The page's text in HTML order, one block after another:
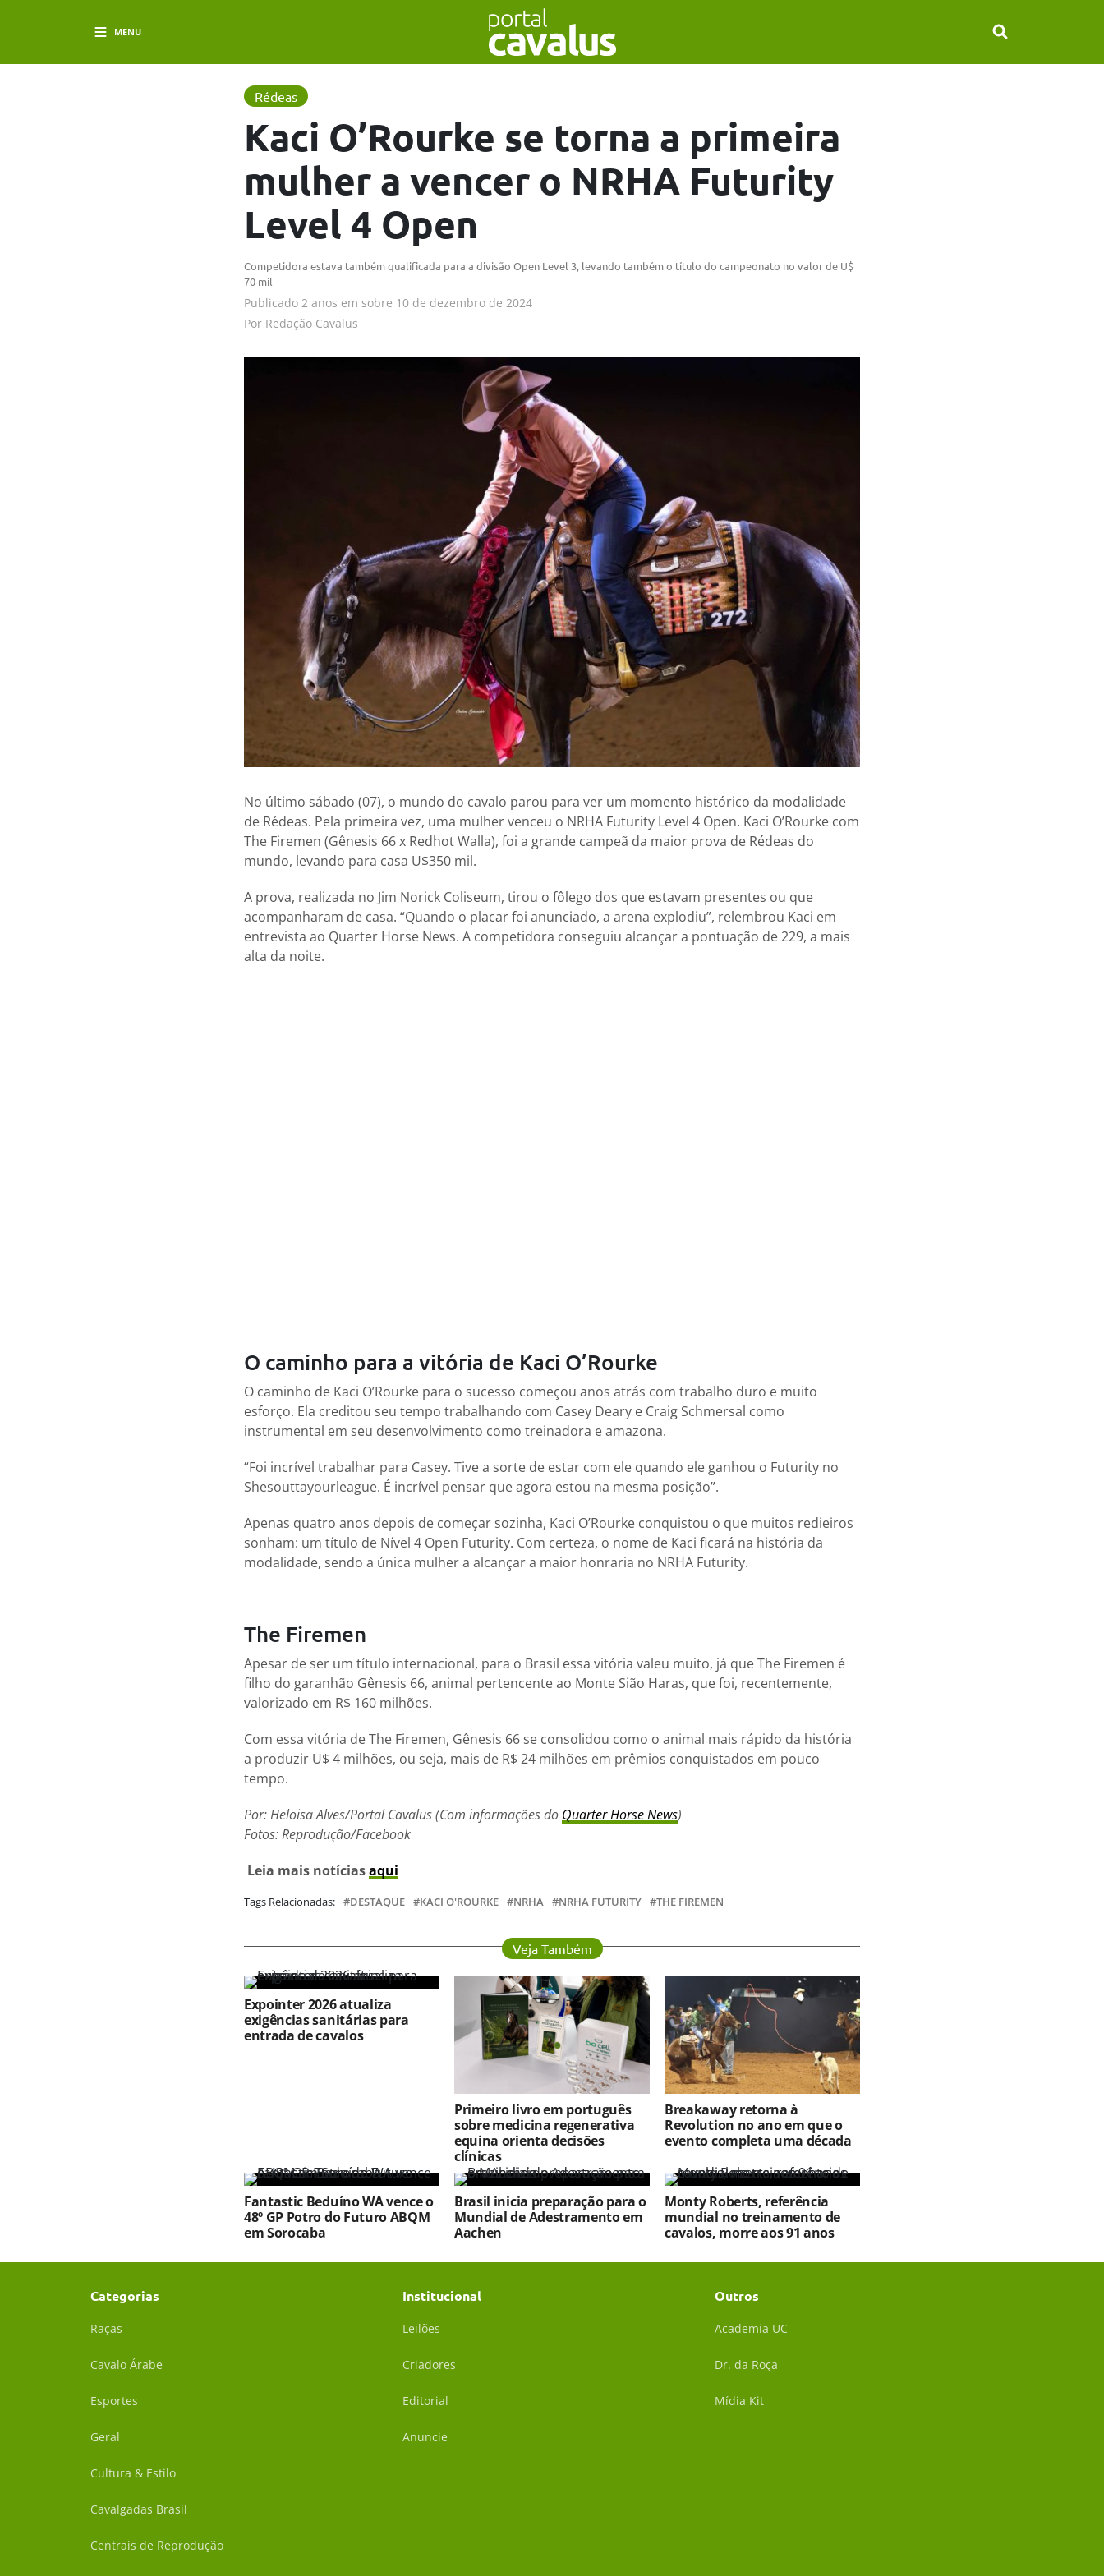
MENU
Rédeas
Kaci O’Rourke se torna a primeira
mulher a vencer o NRHA Futurity
Level 4 Open
Competidora estava também qualificada para a divisão Open Level 3, levando também o título do campeonato no valor de U$
70 mil
Publicado 2 anos em sobre 10 de dezembro de 2024
Por Redação Cavalus
No último sábado (07), o mundo do cavalo parou para ver um momento histórico da modalidade
de Rédeas. Pela primeira vez, uma mulher venceu o NRHA Futurity Level 4 Open. Kaci O’Rourke com
The Firemen (Gênesis 66 x Redhot Walla), foi a grande campeã da maior prova de Rédeas do
mundo, levando para casa U$350 mil.
A prova, realizada no Jim Norick Coliseum, tirou o fôlego dos que estavam presentes ou que
acompanharam de casa. “Quando o placar foi anunciado, a arena explodiu”, relembrou Kaci em
entrevista ao Quarter Horse News. A competidora conseguiu alcançar a pontuação de 229, a mais
alta da noite.
O caminho para a vitória de Kaci O’Rourke
O caminho de Kaci O’Rourke para o sucesso começou anos atrás com trabalho duro e muito
esforço. Ela creditou seu tempo trabalhando com Casey Deary e Craig Schmersal como
instrumental em seu desenvolvimento como treinadora e amazona.
“Foi incrível trabalhar para Casey. Tive a sorte de estar com ele quando ele ganhou o Futurity no
Shesouttayourleague. É incrível pensar que agora estou na mesma posição”.
Apenas quatro anos depois de começar sozinha, Kaci O’Rourke conquistou o que muitos redieiros
sonham: um título de Nível 4 Open Futurity. Com certeza, o nome de Kaci ficará na história da
modalidade, sendo a única mulher a alcançar a maior honraria no NRHA Futurity.
The Firemen
Apesar de ser um título internacional, para o Brasil essa vitória valeu muito, já que The Firemen é
filho do garanhão Gênesis 66, animal pertencente ao Monte Sião Haras, que foi, recentemente,
valorizado em R$ 160 milhões.
Com essa vitória de The Firemen, Gênesis 66 se consolidou como o animal mais rápido da história
a produzir U$ 4 milhões, ou seja, mais de R$ 24 milhões em prêmios conquistados em pouco
tempo.
Por: Heloisa Alves/Portal Cavalus (Com informações do Quarter Horse News)
Fotos: Reprodução/Facebook
Leia mais notíciasaqui
Tags Relacionadas: DESTAQUE KACI O'ROURKE NRHA NRHA FUTURITY THE FIREMEN
Veja Também
Expointer 2026 atualiza
exigências sanitárias para
entrada de cavalos
Primeiro livro em português
sobre medicina regenerativa
equina orienta decisões
clínicas
Breakaway retorna à
Revolution no ano em que o
evento completa uma década
Fantastic Beduíno WA vence o
48º GP Potro do Futuro ABQM
em Sorocaba
Brasil inicia preparação para o
Mundial de Adestramento em
Aachen
Monty Roberts, referência
mundial no treinamento de
cavalos, morre aos 91 anos
Categorias
Raças
Cavalo Árabe
Esportes
Geral
Cultura & Estilo
Cavalgadas Brasil
Centrais de Reprodução
Institucional
Leilões
Criadores
Editorial
Anuncie
Outros
Academia UC
Dr. da Roça
Mídia Kit